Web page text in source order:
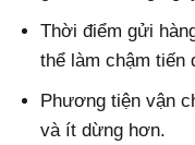
Thời điểm gửi
thể làm chậm tiến
Phương tiện vận
và ít dừng hơn.